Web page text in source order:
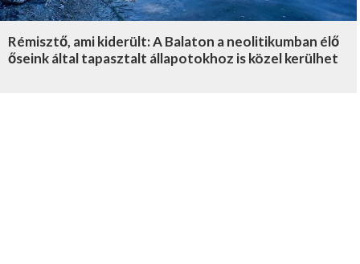
Rémisztő, ami kiderült: A Balaton a neolitikumban élő
őseink által tapasztalt állapotokhoz is közel kerülhet